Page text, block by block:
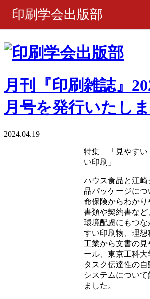
印刷学会出版部
書籍・製品
週刊 『印刷雑誌』
月刊 『印刷雑誌』
月刊『印刷雑誌』
月号を発行いたし
2024.04.19
特集 「見やすい
い印刷」
ハウス食品と江
品パッケージにつ
命保険からわかり
書類や契約書など
環境配慮にもつ
すい印刷物、理想
工業から文書の
ール、東京工科
タスク伝達性の自
システムについて
ました。